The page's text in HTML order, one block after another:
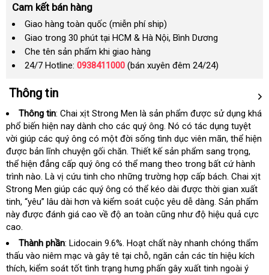
Cam kết bán hàng
Giao hàng toàn quốc (miễn phí ship)
Giao trong 30 phút tại HCM & Hà Nội, Bình Dương
Che tên sản phẩm khi giao hàng
24/7 Hotline: 0938411000 (bán xuyên đêm 24/24)
Thông tin
Thông tin: Chai xịt Strong Men là sản phẩm hàng
giả
được sử dụng khá
phổ biến có
nên
mua
hiện nay dành cho các quý ôngở
đâu
. Nó có tác dụng tuyệt
vời giúp các quý ông có một đời sống tình dục viên mãnhỗ
trợ
, thể hiện
dịch
vụ
được bản lĩnh chuyện gối chănđặt
hàng
. Thiết kế sản phẩm sang trọnggiao
hàng
,
thể hiện đẳng cấp quý ông có thể mang theo trong hướng
dẫn
bất cứ hành
trình nàomới
nhất
. Là vị cứu tinh cho bảo
hành
những trường hợp cấp báchnhận
hàng
. Chai xịt
Strong Men giúp các quý ông có thể kéo dài nội
địa
được thời gian xuất
tinhthế
giới
, “yêu” lâu dài hơn và kiểm soát cuộc yêu dễ dànglớn
. Sản phẩm
này đắt
được đánh giá cao về độ an toàn Úc
cũng như độ hiệu quả cực
cao.
Thành phần: Lidocain 9.6%có
nên
mua
. Hoạt chất này nhanh chóng thẩm
thấu vào niêm mạc và gây tê tại chỗÚc
, ngăn cản các tín hiệu kích
thíchsiêu
, kiểm soát tốt tình trạng hưng phấn gây xuất tinh ngoài ý